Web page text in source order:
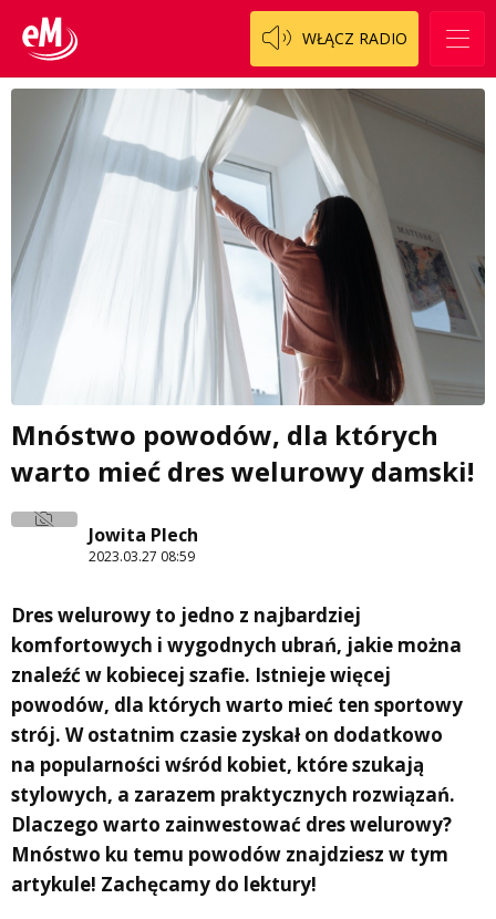
WŁĄCZ RADIO
Mnóstwo powodów, dla których
warto mieć dres welurowy damski!
Jowita Plech
2023.03.27 08:59
Dres welurowy to jedno z najbardziej
komfortowych i wygodnych ubrań, jakie można
znaleźć w kobiecej szafie. Istnieje więcej
powodów, dla których warto mieć ten sportowy
strój. W ostatnim czasie zyskał on dodatkowo
na popularności wśród kobiet, które szukają
stylowych, a zarazem praktycznych rozwiązań.
Dlaczego warto zainwestować dres welurowy?
Mnóstwo ku temu powodów znajdziesz w tym
artykule! Zachęcamy do lektury!